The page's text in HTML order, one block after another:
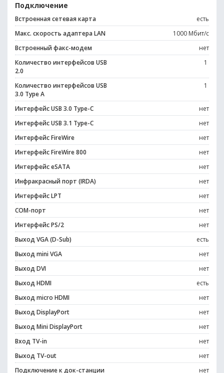
Подключение
Встроенная сетевая карта
есть
Макс. скорость адаптера LAN
1000 Мбит/с
Встроенный факс-модем
нет
Количество интерфейсов USB
2.0
1
Количество интерфейсов USB
3.0 Type A
1
Интерфейс USB 3.0 Type-C
нет
Интерфейс USB 3.1 Type-C
нет
Интерфейс FireWire
нет
Интерфейс FireWire 800
нет
Интерфейс eSATA
нет
Инфракрасный порт (IRDA)
нет
Интерфейс LPT
нет
COM-порт
нет
Интерфейс PS/2
нет
Выход VGA (D-Sub)
есть
Выход mini VGA
нет
Выход DVI
нет
Выход HDMI
есть
Выход micro HDMI
нет
Выход DisplayPort
нет
Выход Mini DisplayPort
нет
Вход TV-in
нет
Выход TV-out
нет
Подключение к док-станции
нет